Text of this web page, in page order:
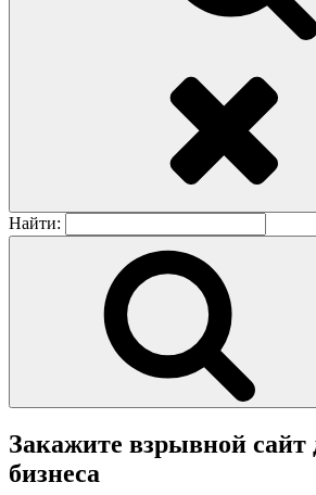
Найти:
Закажите взрывной сайт
бизнеса